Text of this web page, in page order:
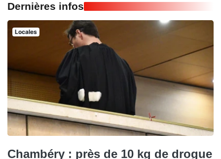
Dernières infos
Locales
Chambéry : près de 10 kg de drogue